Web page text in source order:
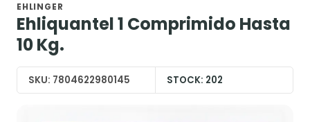
EHLINGER
Ehliquantel 1 Comprimido Hasta
10 Kg.
SKU: 7804622980145 STOCK: 202